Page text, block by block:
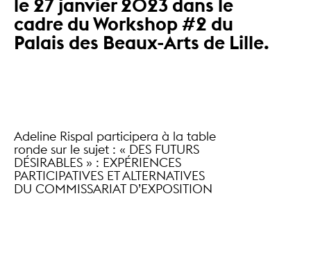
cadre du Workshop #2 du
Palais des Beaux-Arts de Lille.
Adeline Rispal participera à la table
ronde sur le sujet : « DES FUTURS
DÉSIRABLES » : EXPÉRIENCES
PARTICIPATIVES ET ALTERNATIVES
DU COMMISSARIAT D’EXPOSITION